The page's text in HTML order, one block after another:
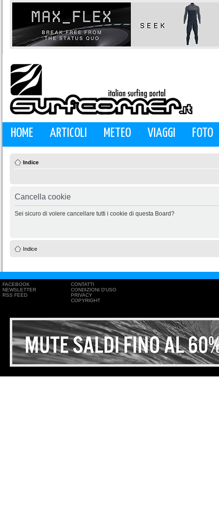
HOME ARTICOLI METEO VIAGGI FOTO
Indice
Cancella cookie
Sei sicuro di volere cancellare tutti i cookie di questa Board?
Indice
FACEBOOK
NEWSLETTER
RSS FEED
CONTATTI
CONDIZIONI D'USO
PRIVACY
COPYRIGHT